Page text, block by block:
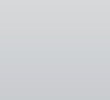
Của Thích